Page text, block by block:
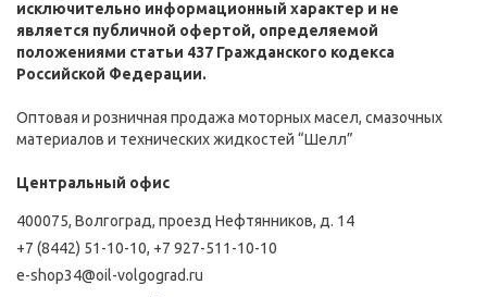
исключительно информационный характер и не
является публичной офертой, определяемой
положениями статьи 437 Гражданского кодекса
Российской Федерации.
Оптовая и розничная продажа моторных масел, смазочных
материалов и технических жидкостей “Шелл”
Центральный офис
400075, Волгоград, проезд Нефтянников, д. 14
+7 (8442) 51-10-10, +7 927-511-10-10
e-shop34@oil-volgograd.ru